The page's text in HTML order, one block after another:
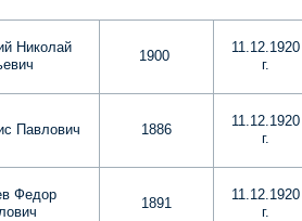
Николай
1900
11.12.1920
г.
Павлович 1886
11.12.1920
г.
Федор
1891
11.12.1920
г.